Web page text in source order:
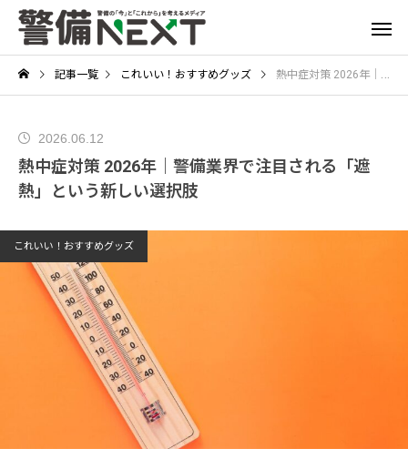
記事一覧 これいい！おすすめグッズ 熱中症対策 2026年｜警備業界で注目される「遮熱」という新しい選択肢
2026.06.12
熱中症対策 2026年｜警備業界で注目される「遮
熱」という新しい選択肢
これいい！おすすめグッズ